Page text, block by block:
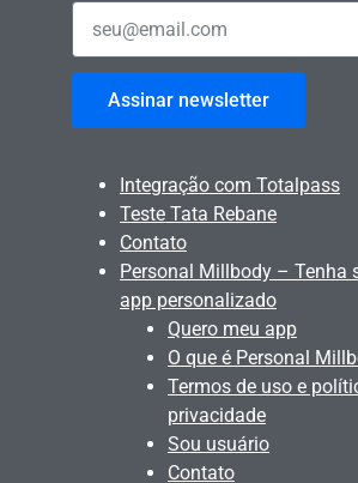
Assinar newsletter
Integração com Totalpass
Teste Tata Rebane
Contato
Personal Millbody – Tenha
app personalizado
Quero meu app
O que é Personal
Termos de uso e
privacidade
Sou usuário
Contato